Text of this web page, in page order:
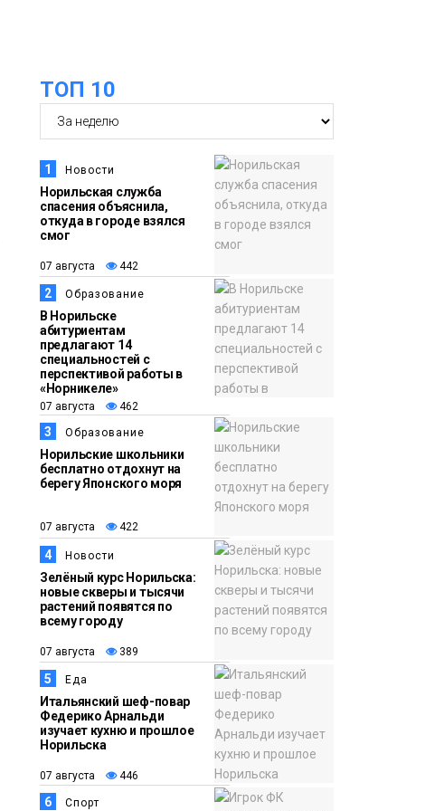
Спорт
14:30
07 августа
Новости
Ленинский проспект
частично закроют в
связи с Днём
рождения «Башни»
13:59
07 августа
Новости
«Домик Хоббитов» и
«Самолёт в облаках»
появятся в Кайеркане
13:08
07 августа
Новости
Предстоящие
выходные в
Норильске будут
зябкими, пасмурными
и дождливыми
07 августа
Общество
Как в Норильске
помогают женщинам
из исправительного
центра
адаптироваться к
жизни
ТОП 10
1 Новости
Норильская служба
спасения объяснила,
откуда в городе взялся
смог
07 августа 442
2 Образование
В Норильске
абитуриентам
предлагают 14
специальностей с
перспективой работы в
«Норникеле»
07 августа 462
3 Образование
Норильские школьники
бесплатно отдохнут на
берегу Японского моря
07 августа 422
4 Новости
Зелёный курс Норильска:
новые скверы и тысячи
растений появятся по
всему городу
07 августа 389
5 Еда
Итальянский шеф-повар
Федерико Арнальди
изучает кухню и прошлое
Норильска
07 августа 446
6 Спорт